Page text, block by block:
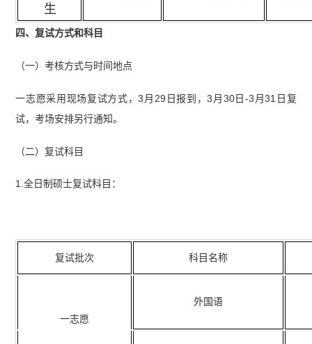
生
四、复试方式和科目
（一）考核方式与时间地点
一志愿采用现场复试方式，3月29日报到，3月30日-3月31日复
试，考场安排另行通知。
（二）复试科目
1.全日制硕士复试科目：
复试批次 科目名称
一志愿
外国语